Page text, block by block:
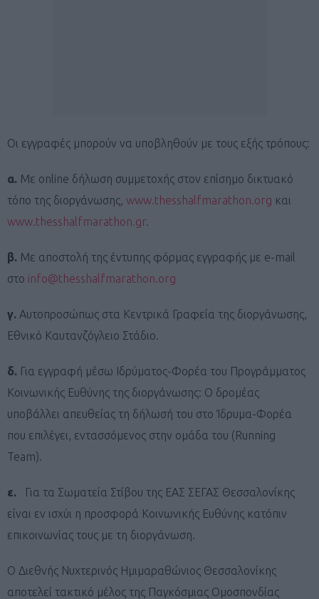
Οι εγγραφές μπορούν να υποβληθούν με τους εξής τρόπους:
α. Με online δήλωση συμμετοχής στον επίσημο δικτυακό
τόπο της διοργάνωσης, www.thesshalfmarathon.org και
www.thesshalfmarathon.gr.
β. Με αποστολή της έντυπης φόρμας εγγραφής με e-mail
στο info@thesshalfmarathon.org
γ. Αυτοπροσώπως στα Κεντρικά Γραφεία της διοργάνωσης,
Εθνικό Καυτανζόγλειο Στάδιο.
δ. Για εγγραφή μέσω Ιδρύματος-Φορέα του Προγράμματος
Κοινωνικής Ευθύνης της διοργάνωσης: Ο δρομέας
υποβάλλει απευθείας τη δήλωσή του στο Ίδρυμα-Φορέα
που επιλέγει, εντασσόμενος στην ομάδα του (Running
Team).
ε.
Για τα Σωματεία Στίβου της ΕΑΣ ΣΕΓΑΣ Θεσσαλονίκης
είναι εν ισχύι η προσφορά Κοινωνικής Ευθύνης κατόπιν
επικοινωνίας τους με τη διοργάνωση.
Ο Διεθνής Νυχτερινός Ημιμαραθώνιος Θεσσαλονίκης
αποτελεί τακτικό μέλος της Παγκόσμιας Ομοσπονδίας